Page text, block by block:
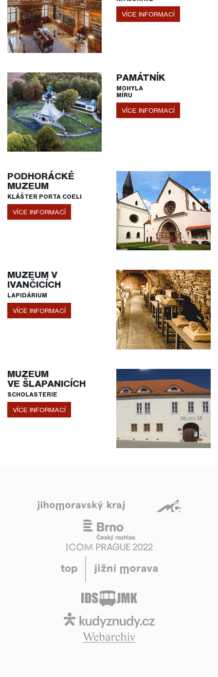
VÍCE INFORMACÍ
PAMÁTNÍK
MOHYLA
MÍRU
VÍCE INFORMACÍ
PODHORÁCKÉ
MUZEUM
KLÁŠTER PORTA COELI
VÍCE INFORMACÍ
MUZEUM V
IVANČICÍCH
LAPIDÁRIUM
VÍCE INFORMACÍ
MUZEUM
VE ŠLAPANICÍCH
SCHOLASTERIE
VÍCE INFORMACÍ